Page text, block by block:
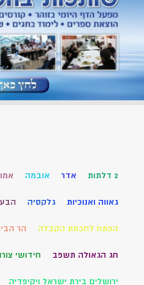
2 דלתות אדר אובמה
גאווה ואנוכיות גלקסיה
הפתח לחכמת הקבלה הר
חג הגאולה תשפב חידושי
ירושלים בירת ישראל ויקיפדיה